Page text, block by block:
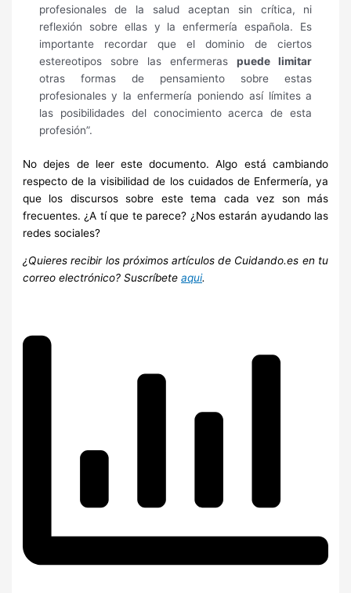
profesionales de la salud aceptan sin crítica, ni
reflexión sobre ellas y la enfermería española. Es
importante recordar que el dominio de ciertos
estereotipos sobre las enfermeraspuede limitar
otras formas de pensamiento sobre estas
profesionales y la enfermería poniendo así límites a
las posibilidades del conocimiento acerca de esta
profesión”.
No dejes de leer este documento. Algo está cambiando
respecto de la visibilidad de los cuidados de Enfermería, ya
que los discursos sobre este tema cada vez son más
frecuentes. ¿A tí que te parece? ¿Nos estarán ayudando las
redes sociales?
¿Quieres recibir los próximos artículos de Cuidando.es en tu
correo electrónico? Suscríbeteaqui.